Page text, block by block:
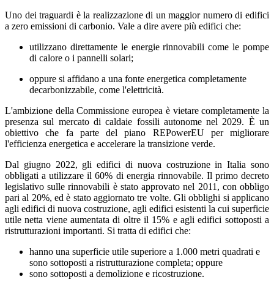
Uno dei traguardi è la realizzazione di un maggior numero di edifici
a zero emissioni di carbonio. Vale a dire avere più edifici che:
utilizzano direttamente le energie rinnovabili come le pompe
di calore o i pannelli solari;
oppure si affidano a una fonte energetica completamente
decarbonizzabile, come l'elettricità.
L'ambizione della Commissione europea è vietare completamente la
presenza sul mercato di caldaie fossili autonome nel 2029. È un
obiettivo che fa parte del piano REPowerEU per migliorare
l'efficienza energetica e accelerare la transizione verde.
Dal giugno 2022, gli edifici di nuova costruzione in Italia sono
obbligati a utilizzare il 60% di energia rinnovabile. Il primo decreto
legislativo sulle rinnovabili è stato approvato nel 2011, con obbligo
pari al 20%, ed è stato aggiornato tre volte. Gli obblighi si applicano
agli edifici di nuova costruzione, agli edifici esistenti la cui superficie
utile netta viene aumentata di oltre il 15% e agli edifici sottoposti a
ristrutturazioni importanti. Si tratta di edifici che:
hanno una superficie utile superiore a 1.000 metri quadrati e
sono sottoposti a ristrutturazione completa; oppure
sono sottoposti a demolizione e ricostruzione.